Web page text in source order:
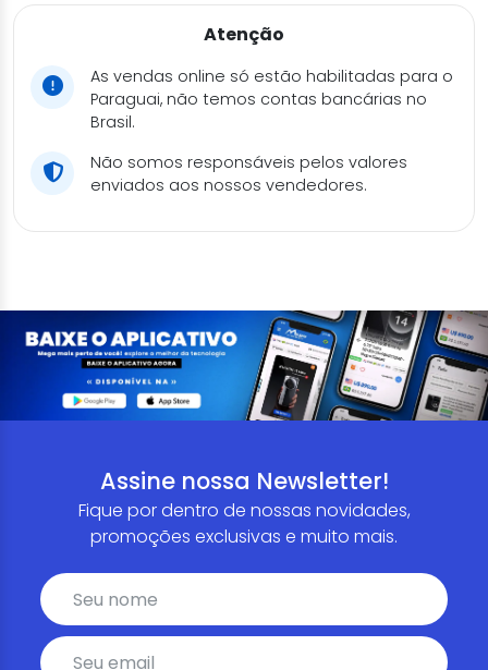
Atenção
As vendas online só estão habilitadas para o
Paraguai, não temos contas bancárias no
Brasil.
Não somos responsáveis pelos valores
enviados aos nossos vendedores.
Assine nossa Newsletter!
Fique por dentro de nossas novidades,
promoções exclusivas e muito mais.